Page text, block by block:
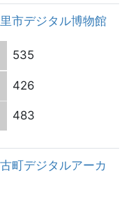
市デジタル博物館
535
426
483
町デジタルアーカ